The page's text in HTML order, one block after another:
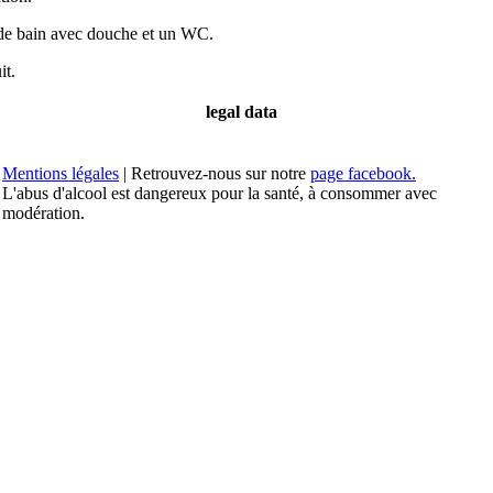
bain avec douche et un WC.
legal data
Mentions légales | Retrouvez-nous sur notre page facebook.
L'abus d'alcool est dangereux pour la santé, à consommer avec
modération.